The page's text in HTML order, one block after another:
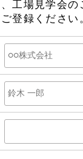
工場見学会
登録ください